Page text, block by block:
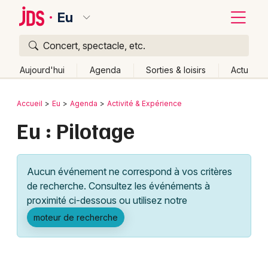
Eu
Concert, spectacle, etc.
Aujourd'hui Agenda Sorties & loisirs Actu
Publier un événement
Grands événements
Activité & Expérience
Manifestations
Bordeaux
Lille
Lyon
Marseille
Retour
Accueil Eu Agenda Activité & Expérience
Eu : Pilotage
Aucun événement ne correspond à vos critères
de recherche. Consultez les événéments à
proximité ci-dessous ou utilisez notre
moteur de recherche
Quoi ?
Où ?
Haute-Normandie
Partout
Quand ?
Effacer les dates